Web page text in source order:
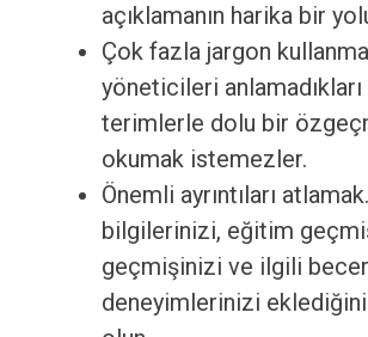
açıklamanın harika bir
Çok fazla jargon
yöneticileri
terimlerle dolu bir
okumak istemezler.
Önemli ayrıntıları
bilgilerinizi, eğitim
geçmişinizi ve ilgili
deneyimlerinizi